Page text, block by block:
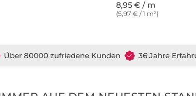
8,95 € / m
(5,97 € / 1 m²)
Über 80000 zufriedene Kunden 36 Jahre